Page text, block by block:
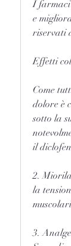
I farmaci
e
riservati
Effetti
Come
dolore è
sotto la
il
2.
la
3.